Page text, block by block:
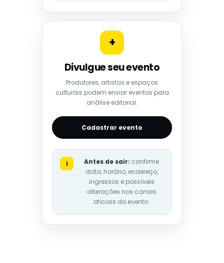
+
Divulgue seu evento
Produtores, artistas e espaços
culturais podem enviar eventos para
análise editorial.
Cadastrar evento
i Antes de sair: confirme
data, horário, endereço,
ingressos e possíveis
alterações nos canais
oficiais do evento.